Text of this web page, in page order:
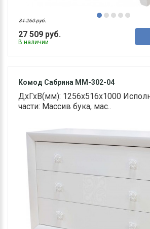
27 509 руб.
31 260 руб.
В наличии
Комод Сабрина ММ-302-04
ДхГхВ(мм): 1256х516х1000
части: Массив бука, мас..